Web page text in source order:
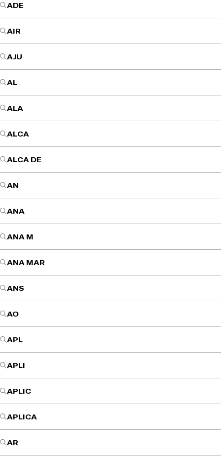
ADE
AIR
AJU
AL
ALA
ALCA
ALCA DE
AN
ANA
ANA M
ANA MAR
ANS
AO
APL
APLI
APLIC
APLICA
AR